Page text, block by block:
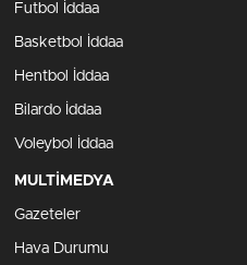
Futbol İddaa
Basketbol İddaa
Hentbol İddaa
Bilardo İddaa
Voleybol İddaa
MULTİMEDYA
Gazeteler
Hava Durumu